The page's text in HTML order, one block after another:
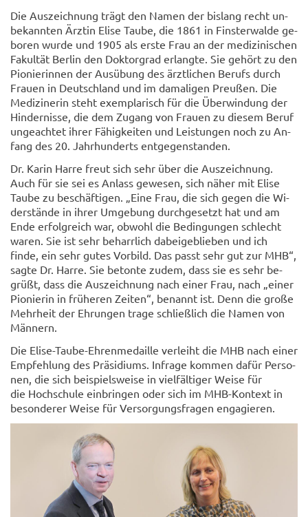
Die Aus­zeich­nung trägt den Namen der bis­lang recht un­
be­kann­ten Ärz­tin Elise Taube, die 1861 in Fins­ter­wal­de ge­
bo­ren wurde und 1905 als erste Frau an der me­di­zi­ni­schen
Fa­kul­tät Ber­lin den Dok­tor­grad er­lang­te. Sie ge­hört zu den
Pio­nie­rin­nen der Aus­übung des ärzt­li­chen Be­rufs durch
Frau­en in Deutsch­land und im da­ma­li­gen Preu­ßen. Die
Me­di­zi­ne­rin steht ex­em­pla­risch für die Über­win­dung der
Hin­der­nis­se, die dem Zu­gang von Frau­en zu die­sem Beruf
un­ge­ach­tet ihrer Fä­hig­kei­ten und Leis­tun­gen noch zu An­
fang des 20. Jahr­hun­derts ent­ge­gen­stan­den.
Dr. Karin Harre freut sich sehr über die Aus­zeich­nung.
Auch für sie sei es An­lass ge­we­sen, sich näher mit Elise
Taube zu be­schäf­ti­gen. „Eine Frau, die sich gegen die Wi­
der­stän­de in ihrer Um­ge­bung durch­ge­setzt hat und am
Ende er­folg­reich war, ob­wohl die Be­din­gun­gen schlecht
waren. Sie ist sehr be­harr­lich da­bei­ge­blie­ben und ich
finde, ein sehr gutes Vor­bild. Das passt sehr gut zur MHB“,
sagte Dr. Harre. Sie be­ton­te zudem, dass sie es sehr be­
grüßt, dass die Aus­zeich­nung nach einer Frau, nach „einer
Pio­nie­rin in frü­he­ren Zei­ten“, be­nannt ist. Denn die große
Mehr­heit der Eh­run­gen trage schließ­lich die Namen von
Män­nern.
Die Elise-​Taube-Ehrenmedaille ver­leiht die MHB nach einer
Emp­feh­lung des Prä­si­di­ums. In­fra­ge kom­men dafür Per­so­
nen, die sich bei­spiels­wei­se in viel­fäl­ti­ger Weise für
die Hoch­schu­le ein­brin­gen oder sich im MHB-​Kontext in
be­son­de­rer Weise für Ver­sor­gungs­fra­gen en­ga­gie­ren.